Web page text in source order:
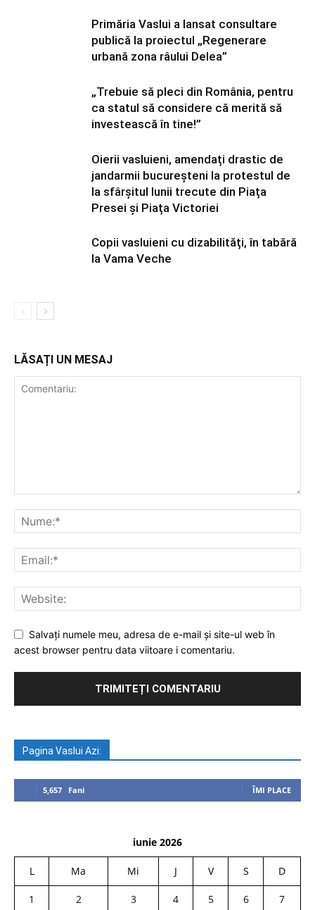
Primăria Vaslui a lansat consultare
publică la proiectul „Regenerare
urbană zona râului Delea”
„Trebuie să pleci din România, pentru
ca statul să considere că merită să
investească în tine!”
Oierii vasluieni, amendați drastic de
jandarmii bucureșteni la protestul de
la sfârșitul lunii trecute din Piața
Presei și Piața Victoriei
Copii vasluieni cu dizabilități, în tabără
la Vama Veche
LĂSAȚI UN MESAJ
Salvați numele meu, adresa de e-mail și site-ul web în
acest browser pentru data viitoare i comentariu.
Pagina Vaslui Azi:
5,657 Fani ÎMI PLACE
iunie 2026
L Ma Mi J V S D
1 2 3 4 5 6
7